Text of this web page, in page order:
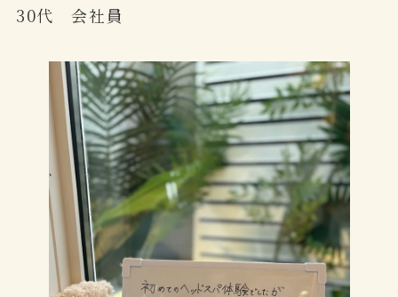
30代 会社員